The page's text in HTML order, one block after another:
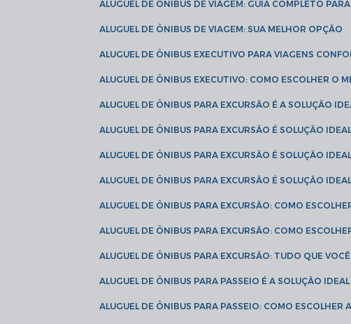
ALUGUEL DE ÔNIBUS DE VIAGEM: GUIA COMPLETO
ALUGUEL DE ÔNIBUS DE VIAGEM: SUA MELHOR OPÇÃO
ALUGUEL DE ÔNIBUS EXECUTIVO PARA VIAGENS
ALUGUEL DE ÔNIBUS EXECUTIVO: COMO ESCOLHER O
ALUGUEL DE ÔNIBUS PARA EXCURSÃO É A SOLUÇÃO
ALUGUEL DE ÔNIBUS PARA EXCURSÃO É SOLUÇÃO
ALUGUEL DE ÔNIBUS PARA EXCURSÃO É SOLUÇÃO
ALUGUEL DE ÔNIBUS PARA EXCURSÃO É SOLUÇÃO
ALUGUEL DE ÔNIBUS PARA EXCURSÃO: COMO
ALUGUEL DE ÔNIBUS PARA EXCURSÃO: COMO
ALUGUEL DE ÔNIBUS PARA EXCURSÃO: TUDO QUE
ALUGUEL DE ÔNIBUS PARA PASSEIO É A SOLUÇÃO
ALUGUEL DE ÔNIBUS PARA PASSEIO: COMO